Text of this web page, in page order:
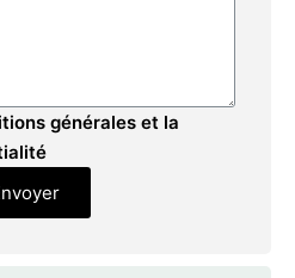
générales et la